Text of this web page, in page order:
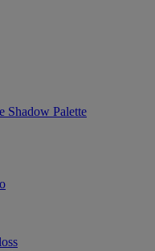
Shadow Palette